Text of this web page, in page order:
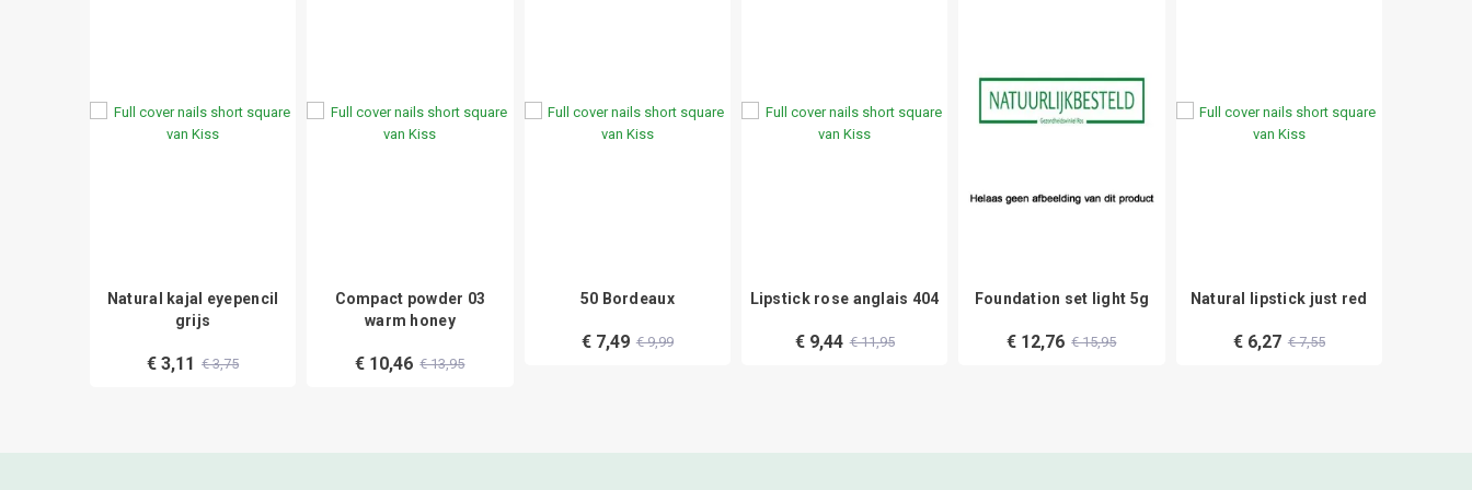
Natural kajal eyepencil
grijs
€ 3,11 € 3,75
Compact powder 03
warm honey
€ 10,46 € 13,95
50 Bordeaux
€ 7,49 € 9,99
Lipstick rose anglais 404
€ 9,44 € 11,95
Foundation set light 5g
€ 12,76 € 15,95
Natural lipstick just red
€ 6,27 € 7,55